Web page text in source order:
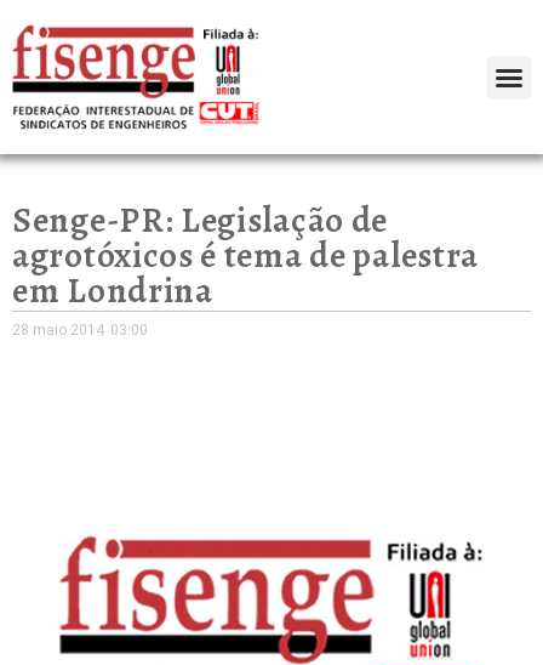
Senge-PR: Legislação de
agrotóxicos é tema de palestra
em Londrina
28 maio 2014 03:00